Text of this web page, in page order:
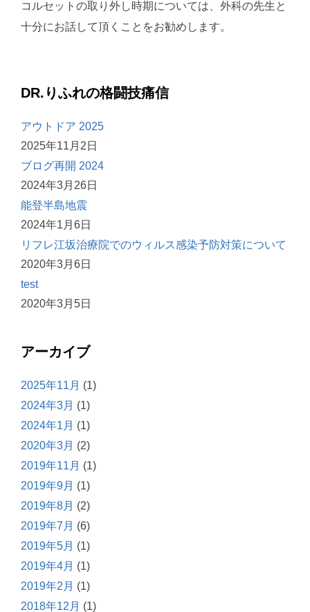
コルセットの取り外し時期については、外科の先生と
十分にお話して頂くことをお勧めします。
DR.りふれの格闘技痛信
アウトドア 2025
2025年11月2日
ブログ再開 2024
2024年3月26日
能登半島地震
2024年1月6日
リフレ江坂治療院でのウィルス感染予防対策について
2020年3月6日
test
2020年3月5日
アーカイブ
2025年11月 (1)
2024年3月 (1)
2024年1月 (1)
2020年3月 (2)
2019年11月 (1)
2019年9月 (1)
2019年8月 (2)
2019年7月 (6)
2019年5月 (1)
2019年4月 (1)
2019年2月 (1)
2018年12月 (1)